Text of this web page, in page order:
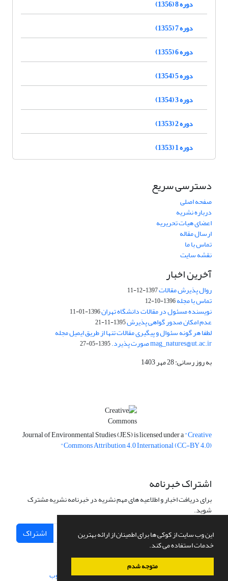
این وب سایت از کوکی ها برای اطمینان از ارائه بهترین
خدمات استفاده می کند.
متوجه شدم
دوره 8 (1356)
دوره 7 (1355)
دوره 6 (1355)
دوره 5 (1354)
دوره 3 (1354)
دوره 2 (1353)
دوره 1 (1353)
دسترسی سریع
صفحه اصلی
درباره نشریه
اعضای هیات تحریریه
ارسال مقاله
تماس با ما
نقشه سایت
آخرین اخبار
روال پذیرش مقالات1397-12-11
تماس با مجله1396-10-12
نویسنده مسئول در مقالات دانشگاه تهران1396-01-11
عدم امکان صدور گواهی پذیرش1395-11-21
لطفا هر گونه سئوال و پیگیری مقالات تنها از طریق ایمیل مجله
mag_natures@ut.ac.ir صورت پذیرد. 1395-05-27
به روز رسانی: 28 مهر 1403
Journal of Environmental Studies (JES) is licensed under a"Creative
Commons Attribution 4.0 International (CC-BY 4.0)"
اشتراک خبرنامه
برای دریافت اخبار و اطلاعیه های مهم نشریه در خبرنامه نشریه مشترک
شوید.
اشتراک
سامانه مدیریت نشریات علمی.طراحی و پیاده سازی از سیناوب